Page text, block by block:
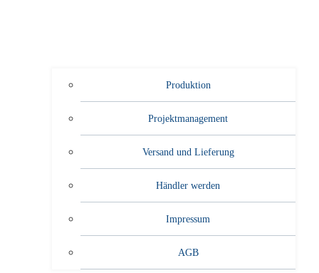
Produktion
Projektmanagement
Versand und Lieferung
Händler werden
Impressum
AGB